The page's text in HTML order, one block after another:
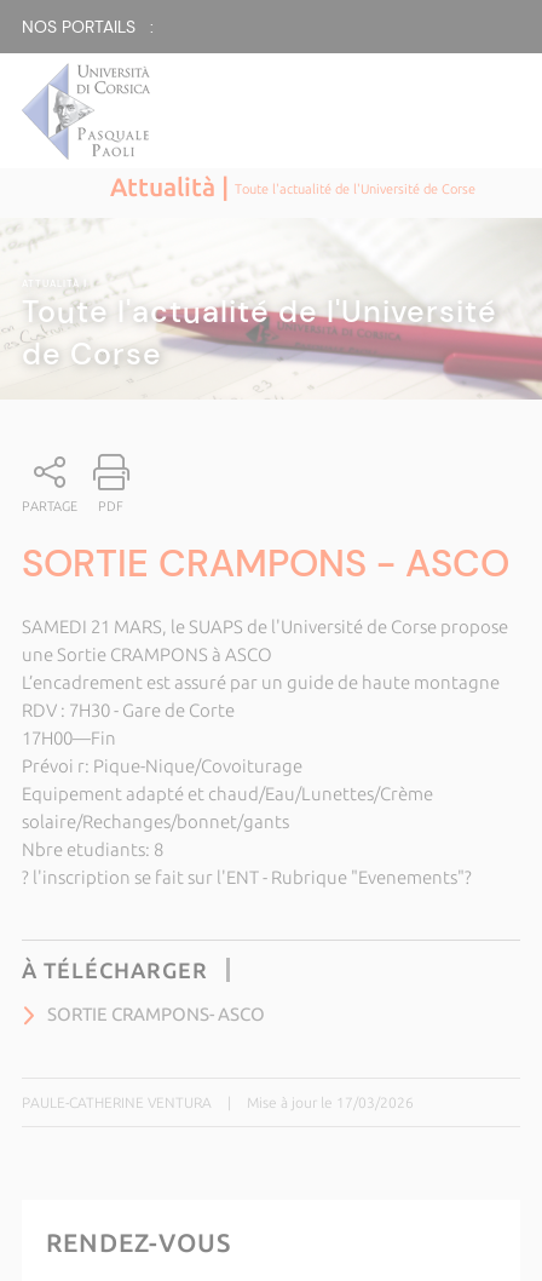
NOS PORTAILS :
Attualità |Toute l'actualité de l'Université de Corse
ATTUALITÀ|
Toute l'actualité de l'Université
de Corse
PARTAGE PDF
SORTIE CRAMPONS - ASCO
SAMEDI 21 MARS, le SUAPS de l'Université de Corse propose
une Sortie CRAMPONS à ASCO
L’encadrement est assuré par un guide de haute montagne
RDV : 7H30 - Gare de Corte
17H00—Fin
Prévoi r: Pique-Nique/Covoiturage
Equipement adapté et chaud/Eau/Lunettes/Crème
solaire/Rechanges/bonnet/gants
Nbre etudiants: 8
? l'inscription se fait sur l'ENT - Rubrique "Evenements"?
À TÉLÉCHARGER
SORTIE CRAMPONS- ASCO
PAULE-CATHERINE VENTURA Mise à jour le 17/03/2026
RENDEZ-VOUS